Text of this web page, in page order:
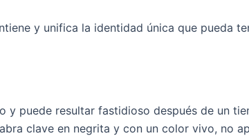
y unifica la identidad única que pueda
puede resultar fastidioso después de un
clave en negrita y con un color vivo, no